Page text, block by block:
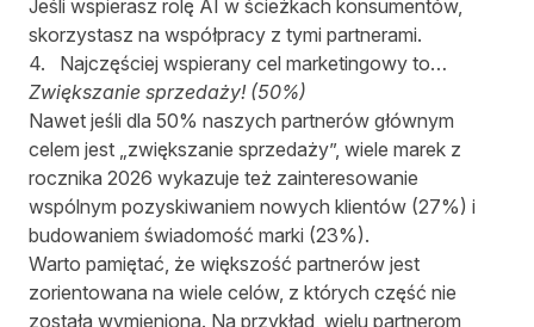
Jeśli wspierasz rolę AI w ścieżkach konsumentów,
skorzystasz na współpracy z tymi partnerami.
4. Najczęściej wspierany cel marketingowy to…
Zwiększanie sprzedaży! (50%)
Nawet jeśli dla 50% naszych partnerów głównym
celem jest „zwiększanie sprzedaży”, wiele marek z
rocznika 2026 wykazuje też zainteresowanie
wspólnym pozyskiwaniem nowych klientów (27%) i
budowaniem świadomość marki (23%).
Warto pamiętać, że większość partnerów jest
zorientowana na wiele celów, z których część nie
została wymieniona. Na przykład, wielu partnerom